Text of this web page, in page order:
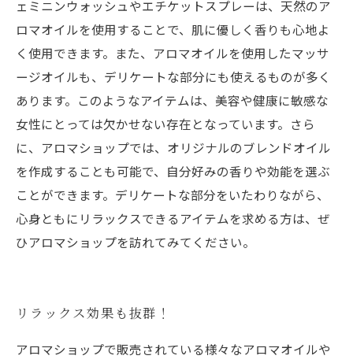
ェミニンウォッシュやエチケットスプレーは、天然のア
ロマオイルを使用することで、肌に優しく香りも心地よ
く使用できます。また、アロマオイルを使用したマッサ
ージオイルも、デリケートな部分にも使えるものが多く
あります。このようなアイテムは、美容や健康に敏感な
女性にとっては欠かせない存在となっています。さら
に、アロマショップでは、オリジナルのブレンドオイル
を作成することも可能で、自分好みの香りや効能を選ぶ
ことができます。デリケートな部分をいたわりながら、
心身ともにリラックスできるアイテムを求める方は、ぜ
ひアロマショップを訪れてみてください。
リラックス効果も抜群！
アロマショップで販売されている様々なアロマオイルや